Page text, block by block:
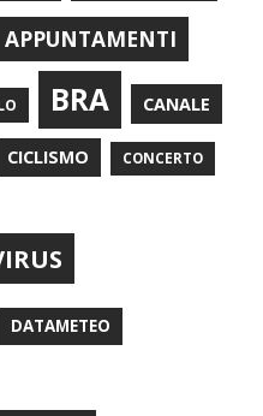
APPUNTAMENTI
BRA CANALE
CICLISMO CONCERTO
DATAMETEO